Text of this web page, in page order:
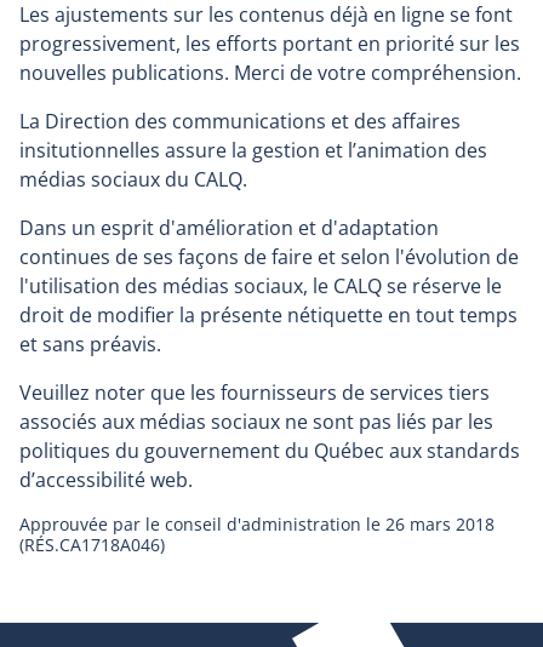
Les ajustements sur les contenus déjà en ligne se font
progressivement, les efforts portant en priorité sur les
nouvelles publications. Merci de votre compréhension.
La Direction des communications et des affaires
insitutionnelles assure la gestion et l’animation des
médias sociaux du CALQ.
Dans un esprit d'amélioration et d'adaptation
continues de ses façons de faire et selon l'évolution de
l'utilisation des médias sociaux, le CALQ se réserve le
droit de modifier la présente nétiquette en tout temps
et sans préavis.
Veuillez noter que les fournisseurs de services tiers
associés aux médias sociaux ne sont pas liés par les
politiques du gouvernement du Québec aux standards
d’accessibilité web.
Approuvée par le conseil d'administration le 26 mars 2018
(RÉS.CA1718A046)